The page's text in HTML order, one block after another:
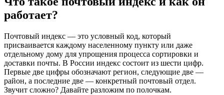
работает?
Почтовый индекс — это условный код, который
присваивается каждому населенному пункту или даже
отдельному дому для упрощения процесса сортировки и
доставки почты. В России индекс состоит из шести цифр.
Первые две цифры обозначают регион, следующие две —
район, а последние две — конкретный почтовый отдел.
Звучит сложно? Давайте разложим по полочкам.